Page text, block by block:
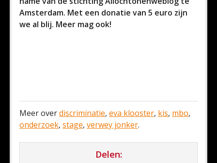
Amsterdam. Met een donatie van 5 euro zijn
we al blij. Meer mag ook!
Meer overdiscriminatie, eva klooster, kis, mbo,
onderzoek, stage, verwey jonker.
Delen: